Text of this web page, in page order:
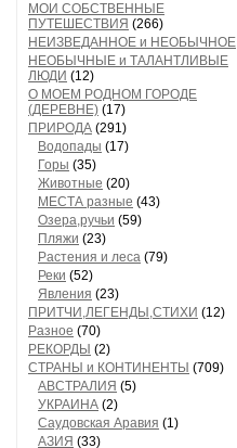
МОИ СОБСТВЕННЫЕ
ПУТЕШЕСТВИЯ (266)
НЕИЗВЕДАННОЕ и НЕОБЫЧНОЕ
НЕОБЫЧНЫЕ и ТАЛАНТЛИВЫЕ
ЛЮДИ (12)
О МОЕМ РОДНОМ ГОРОДЕ
(ДЕРЕВНЕ) (17)
ПРИРОДА (291)
Водопады (17)
Горы (35)
Животные (20)
МЕСТА разные (43)
Озера,ручьи (59)
Пляжи (23)
Растения и леса (79)
Реки (52)
Явления (23)
ПРИТЧИ,ЛЕГЕНДЫ,СТИХИ (12)
Разное (70)
РЕКОРДЫ (2)
СТРАНЫ и КОНТИНЕНТЫ (709)
АВСТРАЛИЯ (5)
УКРАИНА (2)
Саудовская Аравия (1)
АЗИЯ (33)